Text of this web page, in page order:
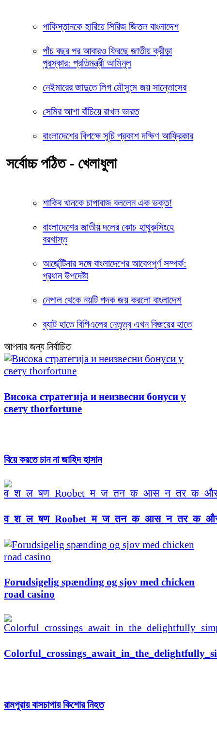
পাকিস্তানকে হারিয়ে সিরিজ জিতল বাংলাদেশ
পাঁচ বছর পর আবারও ফিরছে জাতীয় ক্রীড়া
পুরস্কার: প্রতিমন্ত্রী আমিনুল
নেইমারের জাদুতে লিগ মৌসুমে জয় সান্তোসের
সেমির আশা বাঁচিয়ে রাখল ভারত
বাংলাদেশের বিপক্ষে সূচি প্রকাশ দক্ষিণ আফ্রিকার
সর্বোচ্চ পঠিত - খেলাধুলা
শাকিব খানকে চাপাবাজ বললেন এক ভক্ত!
বাংলাদেশের জাতীয় দলের কোচ হাথুরুসিংহে
বরখাস্ত
আর্জেন্টিনার সঙ্গে বাংলাদেশের আবেগপূর্ণ সম্পর্ক:
প্রধান উপদেষ্টা
নেপাল থেকে নয়টি পদক জয় করলো বাংলাদেশ
ব্যাট হাতে বিপিএলের নেতৃত্ব এখন বিজয়ের হাতে
আপনার জন্য নির্বাচিত
Висока стратегија и неизвесни бонуси у
свету thorfortune
বিয়ে করতে চান না জাহিদ হাসান
Forudsigelig spænding og sjov med chicken
road casino
রামপুরায় বাসচাপায় কিশোর নিহত